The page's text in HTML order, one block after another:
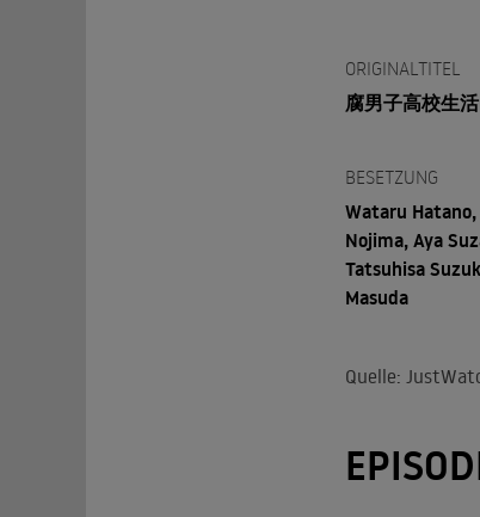
ORIGINALTITEL
腐男子高校生活
BESETZUNG
Wataru Hatano,
Nojima, Aya
Tatsuhisa
Masuda
Quelle: